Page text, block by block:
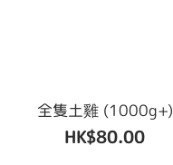
全隻土雞 (1000g+)
HK$80.00